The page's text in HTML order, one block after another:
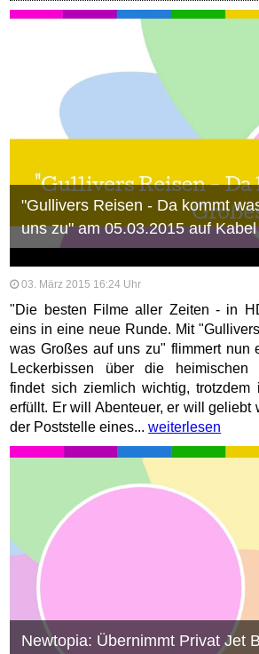
"Gullivers Reisen - Da kommt
uns zu" am 05.03.2015 auf
03. März 2015 16:24 Uhr
"Die besten Filme aller Zeiten - in
eins in eine neue Runde. Mit
was Großes auf uns zu" flimmert nun
Leckerbissen über die heimischen
findet sich ziemlich wichtig,
erfüllt. Er will Abenteuer, er will geliebt
der Poststelle eines...weiterlesen
Newtopia: Übernimmt Privat Jet